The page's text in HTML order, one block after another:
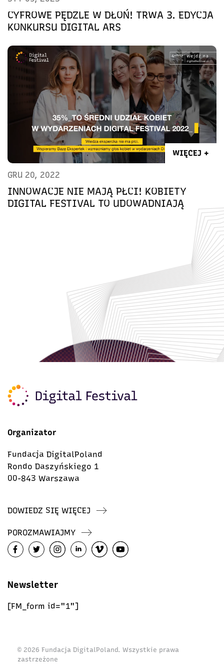
CYFROWE PĘDZLE W DŁOŃ! TRWA 3. EDYCJA
KONKURSU DIGITAL ARS
WIĘCEJ +
GRU 20, 2022
INNOWACJE NIE MAJĄ PŁCI! KOBIETY
DIGITAL FESTIVAL TO UDOWADNIAJĄ
Organizator
Fundacja DigitalPoland
Rondo Daszyńskiego 1
00-843 Warszawa
DOWIEDZ SIĘ WIĘCEJ
POROZMAWIAJMY
Newsletter
[FM_form id="1"]
© 2026 Fundacja DigitalPoland. Wszystkie prawa
zastrzeżone